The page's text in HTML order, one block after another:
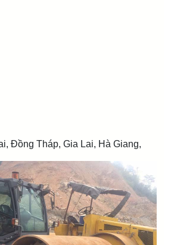
Đồng Tháp, Gia Lai, Hà Giang,